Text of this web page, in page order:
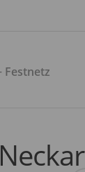
Festnetz